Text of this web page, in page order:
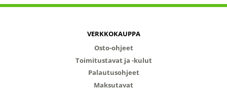
VERKKOKAUPPA
Osto-ohjeet
Toimitustavat ja -kulut
Palautusohjeet
Maksutavat